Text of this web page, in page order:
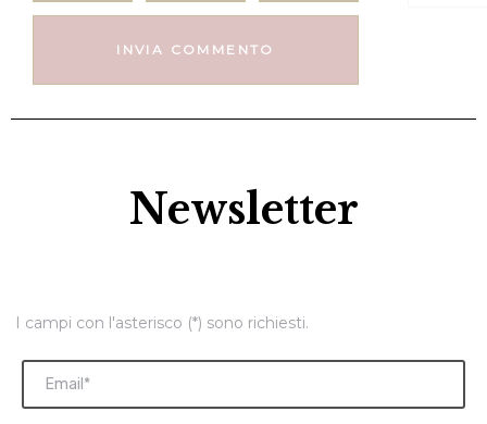
Newsletter
I campi con l'asterisco (*) sono richiesti.